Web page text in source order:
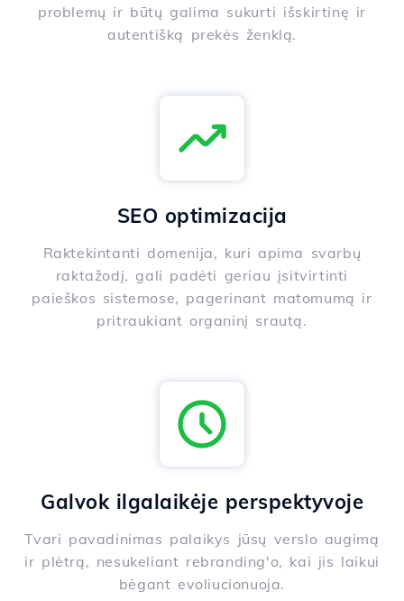
problemų ir būtų galima sukurti išskirtinę ir
autentišką prekės ženklą.
SEO optimizacija
Raktekintanti domenija, kuri apima svarbų
raktažodį, gali padėti geriau įsitvirtinti
paieškos sistemose, pagerinant matomumą ir
pritraukiant organinį srautą.
Galvok ilgalaikėje perspektyvoje
Tvari pavadinimas palaikys jūsų verslo augimą
ir plėtrą, nesukeliant rebranding'o, kai jis laikui
bėgant evoliucionuoja.